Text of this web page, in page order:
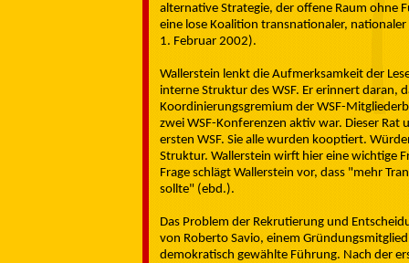
alternative Strategie, der offene Raum ohne
eine lose Koalition transnationaler,
1. Februar 2002).
Wallerstein lenkt die Aufmerksamkeit der
interne Struktur des WSF. Er erinnert daran,
Koordinierungsgremium der WSF-
zwei WSF-Konferenzen aktiv war. Dieser
ersten WSF. Sie alle wurden kooptiert.
Struktur. Wallerstein wirft hier eine wichtige
Frage schlägt Wallerstein vor, dass "mehr
sollte" (ebd.).
Das Problem der Rekrutierung und
von Roberto Savio, einem
demokratisch gewählte Führung. Nach der